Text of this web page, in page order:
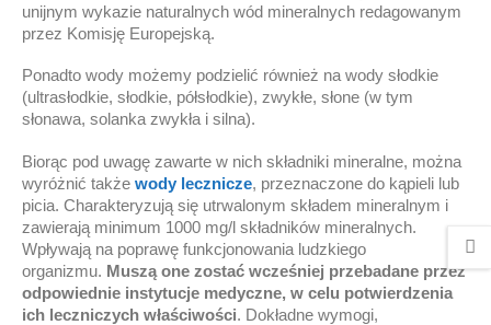
unijnym wykazie naturalnych wód mineralnych redagowanym
przez Komisję Europejską.
Ponadto wody możemy podzielić również na wody słodkie
(ultrasłodkie, słodkie, półsłodkie), zwykłe, słone (w tym
słonawa, solanka zwykła i silna).
Biorąc pod uwagę zawarte w nich składniki mineralne, można
wyróżnić także wody lecznicze, przeznaczone do kąpieli lub
picia. Charakteryzują się utrwalonym składem mineralnym i
zawierają minimum 1000 mg/l składników mineralnych.
Wpływają na poprawę funkcjonowania ludzkiego
organizmu. Muszą one zostać wcześniej przebadane przez
odpowiednie instytucje medyczne, w celu potwierdzenia
ich leczniczych właściwości. Dokładne wymogi,